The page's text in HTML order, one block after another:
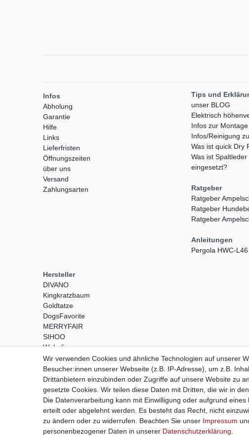
Infos
Abholung
Garantie
Hilfe
Links
Lieferfristen
Öffnungszeiten
über uns
Versand
Zahlungsarten
Tips und
unser BLOG
Elektrisch
Infos zur
Infos/Reinigung
Was ist quick Dry
Was ist
eingesetzt?
Ratgeber
Ratgeber
Ratgeber
Ratgeber
Anleitungen
Pergola HWC-L46
Hersteller
DIVANO
Kingkratzbaum
Goldtatze
DogsFavorite
MERRYFAIR
SIHOO
Wohnling
Wir verwenden Cookies und ähnliche Technologien auf unserer
Besucher:innen unserer Webseite (z.B. IP-Adresse), um z.B.
Drittanbietern einzubinden oder Zugriffe auf unsere Website zu
gesetzte Cookies. Wir teilen diese Daten mit Dritten, die wir in
Die Datenverarbeitung kann mit Einwilligung oder aufgrund
erteilt oder abgelehnt werden. Es besteht das Recht, nicht
zu ändern oder zu widerrufen. Beachten Sie unser Impressum
personenbezogener Daten in unserer Daten­schutz­erklärung
Widerrufs­recht